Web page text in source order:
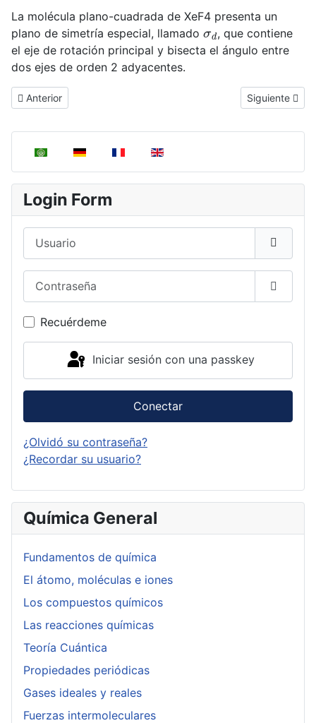
Seleccione su idioma
Login Form
Recuérdeme
Iniciar sesión con una passkey
Conectar
¿Olvidó su contraseña?
¿Recordar su usuario?
Química General
Fundamentos de química
El átomo, moléculas e iones
Los compuestos químicos
Las reacciones químicas
Teoría Cuántica
Propiedades periódicas
Gases ideales y reales
Fuerzas intermoleculares
La molécula plano-cuadrada de XeF4 presenta un
plano de simetría especial, llamado σ d, que contiene
el eje de rotación principal y bisecta el ángulo entre
dos ejes de orden 2 adyacentes.
Artículo anterior: Eje propio de simetría (Cn)
Anterior Artículo
Siguiente